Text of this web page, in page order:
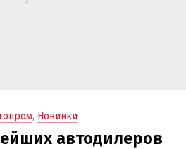
, Новинки
автодилеров